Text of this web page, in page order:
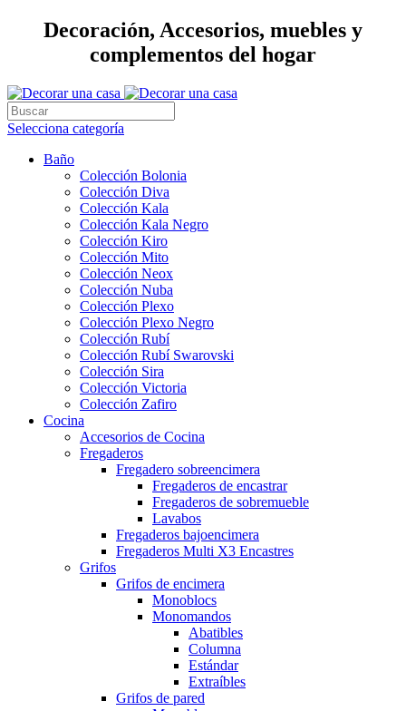
Decoración, Accesorios, muebles y
complementos del hogar
Selecciona categoría
Baño
Colección Bolonia
Colección Diva
Colección Kala
Colección Kala Negro
Colección Kiro
Colección Mito
Colección Neox
Colección Nuba
Colección Plexo
Colección Plexo Negro
Colección Rubí
Colección Rubí Swarovski
Colección Sira
Colección Victoria
Colección Zafiro
Cocina
Accesorios de Cocina
Fregaderos
Fregadero sobreencimera
Fregaderos de encastrar
Fregaderos de sobremueble
Lavabos
Fregaderos bajoencimera
Fregaderos Multi X3 Encastres
Grifos
Grifos de encimera
Monoblocs
Monomandos
Abatibles
Columna
Estándar
Extraíbles
Grifos de pared